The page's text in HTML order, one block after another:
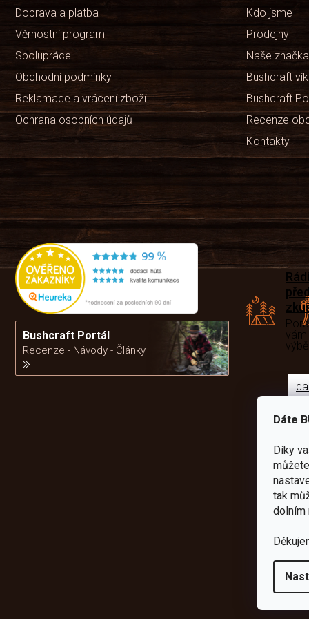
Dáte
Díky
tak
dolním
Doprava a platba
Věrnostní program
Spolupráce
Obchodní podmínky
Reklamace a vrácení zboží
Ochrana osobních údajů
Kdo jsme
Prodejny
Naše
Bushcraft
Bushcraft
Recenze
Kontakty
Bushcraft Portál
Recenze - Návody - Články
Rádi
vám